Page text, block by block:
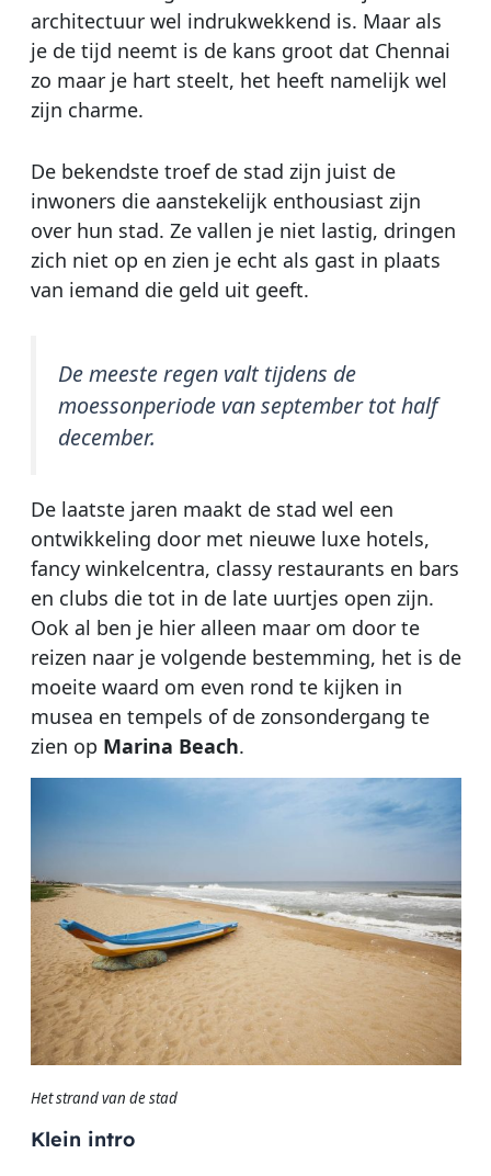
architectuur wel indrukwekkend is. Maar als
je de tijd neemt is de kans groot dat Chennai
zo maar je hart steelt, het heeft namelijk wel
zijn charme.
De bekendste troef de stad zijn juist de
inwoners die aanstekelijk enthousiast zijn
over hun stad. Ze vallen je niet lastig, dringen
zich niet op en zien je echt als gast in plaats
van iemand die geld uit geeft.
De meeste regen valt tijdens de
moessonperiode van september tot half
december.
De laatste jaren maakt de stad wel een
ontwikkeling door met nieuwe luxe hotels,
fancy winkelcentra, classy restaurants en bars
en clubs die tot in de late uurtjes open zijn.
Ook al ben je hier alleen maar om door te
reizen naar je volgende bestemming, het is de
moeite waard om even rond te kijken in
musea en tempels of de zonsondergang te
zien op Marina Beach.
Het strand van de stad
Klein intro